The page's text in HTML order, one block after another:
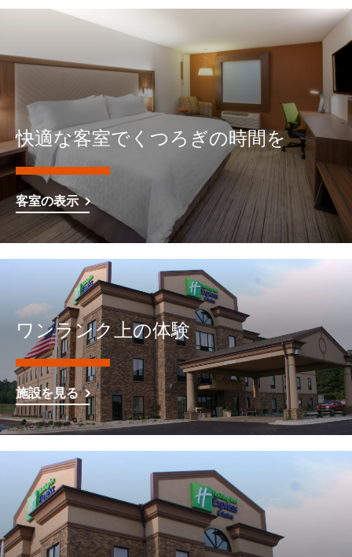
快適な客室でくつろぎの時間を
客室の表示
ワンランク上の体験
施設を見る